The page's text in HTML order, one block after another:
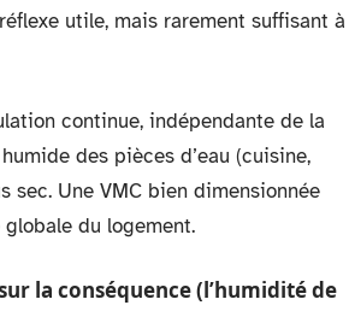
utile, mais rarement suffisant à
continue, indépendante de la
des pièces d’eau (cuisine,
sec. Une VMC bien dimensionnée
du logement.
la conséquence (l’humidité de